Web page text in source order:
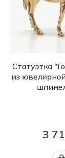
Статуэтка
из
3